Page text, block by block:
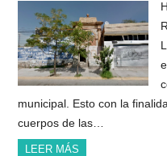
municipal. Esto con la
cuerpos de las…
LEER MÁS